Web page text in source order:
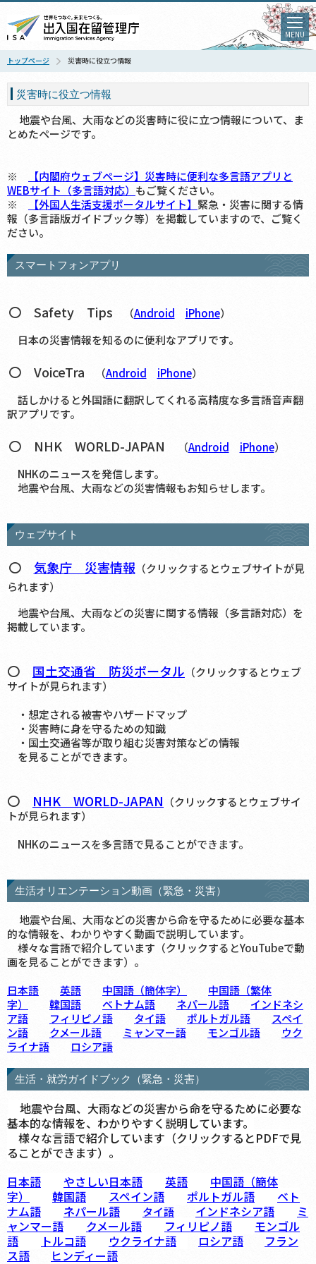
MENU
トップページ 災害時に役立つ情報
災害時に役立つ情報
地震や台風、大雨などの災害時に役に立つ情報について、ま
とめたページです。
※
【内閣府ウェブページ】災害時に便利な多言語アプリと
WEBサイト（多言語対応） もご覧ください。
※
【外国人生活支援ポータルサイト】 緊急・災害に関する情
報（多言語版ガイドブック等）を掲載していますので、ご覧く
ださい。
スマートフォンアプリ
〇 Safety Tips （Android iPhone）
日本の災害情報を知るのに便利なアプリです。
〇 VoiceTra （Android iPhone）
話しかけると外国語に翻訳してくれる高精度な多言語音声翻
訳アプリです。
〇 NHK WORLD-JAPAN （Android iPhone）
NHKのニュースを発信します。
地震や台風、大雨などの災害情報もお知らせします。
ウェブサイト
〇 気象庁 災害情報（クリックするとウェブサイトが見
られます）
地震や台風、大雨などの災害に関する情報（多言語対応）を
掲載しています。
〇 国土交通省 防災ポータル （クリックするとウェブ
サイトが見られます）
・想定される被害やハザードマップ
・災害時に身を守るための知識
・国土交通省等が取り組む災害対策などの情報
を見ることができます。
〇 NHK WORLD-JAPAN （クリックするとウェブサイ
トが見られます）
NHKのニュースを多言語で見ることができます。
生活オリエンテーション動画（緊急・災害）
地震や台風、大雨などの災害から命を守るために必要な基本
的な情報を、わかりやすく動画で説明しています。
様々な言語で紹介しています（クリックするとYouTubeで動
画を見ることができます）。
日本語
英語 中国語（簡体字）
中国語（繁体
字）
韓国語 ベトナム語 ネパール語
インドネシ
ア語
フィリピノ語 タイ語 ポルトガル語
スペイ
ン語
クメール語 ミャンマー語 モンゴル語
ウク
ライナ語
ロシア語
生活・就労ガイドブック（緊急・災害）
地震や台風、大雨などの災害から命を守るために必要な
基本的な情報を、わかりやすく説明しています。
様々な言語で紹介しています（クリックするとPDFで見
ることができます）。
日本語
やさしい日本語 英語
中国語（簡体
字）
韓国語 スペイン語 ポルトガル語
ベト
ナム語
ネパール語 タイ語 インドネシア語
ミ
ャンマー語
クメール語 フィリピノ語
モンゴル
語
トルコ語 ウクライナ語 ロシア語
フラン
ス語
ヒンディー語